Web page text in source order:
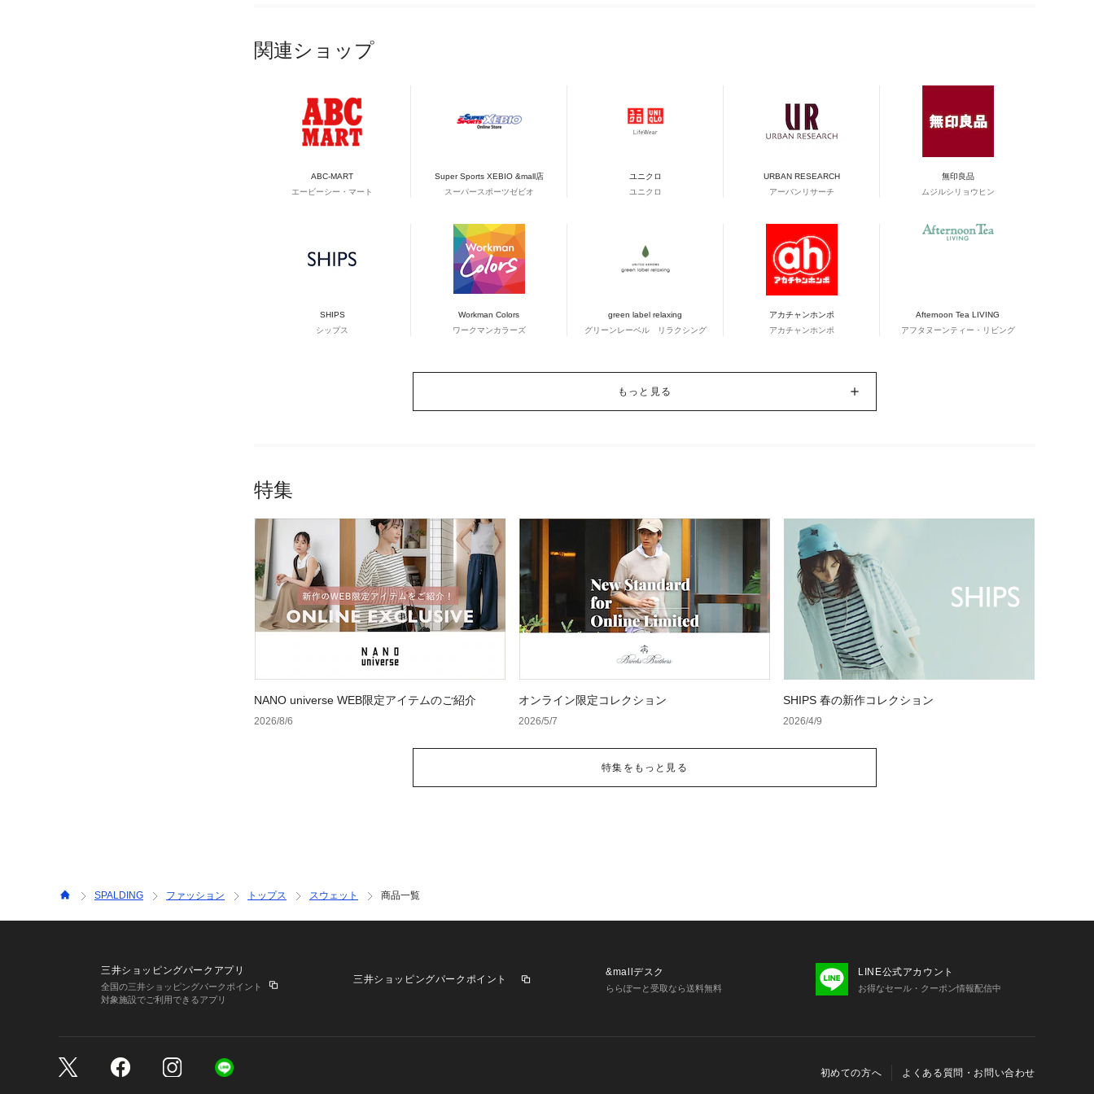
関連ショップ
ABC-MART
エービーシー・マート
Super Sports XEBIO &mall店
スーパースポーツゼビオ
ユニクロ
ユニクロ
URBAN RESEARCH
アーバンリサーチ
無印良品
ムジルシリョウヒン
SHIPS
シップス
Workman Colors
ワークマンカラーズ
green label relaxing
グリーンレーベル リラクシング
アカチャンホンポ
アカチャンホンポ
Afternoon Tea LIVING
アフタヌーンティー・リビング
もっと見る
特集
NANO universe WEB限定アイテムのご紹介
2026/8/6
オンライン限定コレクション
2026/5/7
SHIPS 春の新作コレクション
2026/4/9
特集をもっと見る
SPALDING ファッション トップス スウェット 商品一覧
三井ショッピングパークアプリ
全国の三井ショッピングパークポイント
対象施設でご利用できるアプリ
三井ショッピングパークポイント
&mallデスク
ららぽーと受取なら送料無料
LINE公式アカウント
お得なセール・クーポン情報配信中
初めての方へ よくある質問・お問い合わせ